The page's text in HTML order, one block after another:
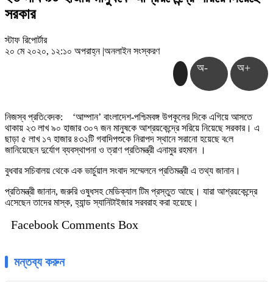
সরকার
স্টাফ রিপোর্টার
২০ মে ২০২০, ১২:১০ অপরাহ্ন |অনলাইন সংস্করণ
অ- অ+
নিজস্ব প্র‌তি‌বেদক:
‘আম্পান’ বাংলাদেশ-পশ্চিমবঙ্গ উপকূলের দিকে এগিয়ে আসতে
থাকায় ২৩ লাখ ৯০ হাজার ৩০৭ জন মানুষকে আশ্রয়কেন্দ্রে সরিয়ে নিয়েছে সরকার। এ
ছাড়া ৫ লাখ ১৭ হাজার ৪৩২টি গবাদিপশুকে নিরাপদ স্থানে সরানো হয়েছে ব‌লে
জানিয়েছেন দুর্যোগ ব্যবস্থাপনা ও ত্রাণ প্রতিমন্ত্রী এনামুর রহমান ।
বুধবার সচিবালয় থেকে এক ভার্চুয়াল সংবাদ সম্মেলনে প্রতিমন্ত্রী এ তথ্য জানান।
প্র‌তিমন্ত্রী জানান, জরুরি ওষুধসহ মেডিক্যাল টিম প্রস্তুত আছে। যারা আশ্রয়কেন্দ্রে
এসেছেন তাদের মাস্ক, হ্যান্ড স্যানিটাইজার সরবরাহ করা হয়েছে।
Facebook Comments Box
মন্তব্য করুন